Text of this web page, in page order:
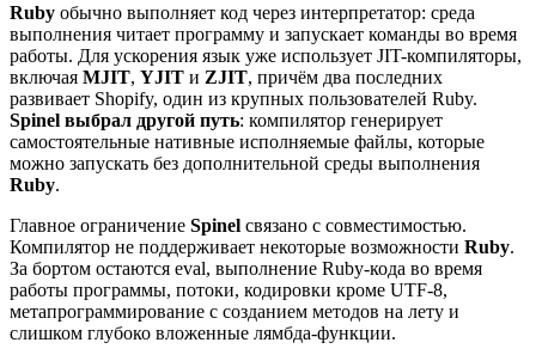
Ruby обычно выполняет код через интерпретатор: среда
выполнения читает программу и запускает команды во время
работы. Для ускорения язык уже использует JIT-компиляторы,
включая MJIT, YJIT и ZJIT, причём два последних
развивает Shopify, один из крупных пользователей Ruby.
Spinel выбрал другой путь: компилятор генерирует
самостоятельные нативные исполняемые файлы, которые
можно запускать без дополнительной среды выполнения
Ruby.
Главное ограничение Spinel связано с совместимостью.
Компилятор не поддерживает некоторые возможности Ruby.
За бортом остаются eval, выполнение Ruby-кода во время
работы программы, потоки, кодировки кроме UTF-8,
метапрограммирование с созданием методов на лету и
слишком глубоко вложенные лямбда-функции.